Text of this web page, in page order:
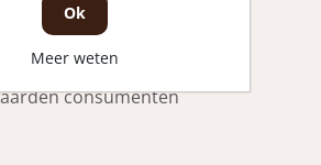
consumenten
Ok
Meer weten